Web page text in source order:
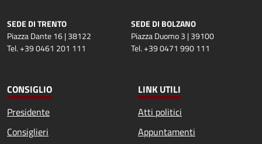
SEDE DI TRENTO
Piazza Dante 16 | 38122
Tel. +39 0461 201 111
SEDE DI BOLZANO
Piazza Duomo 3 | 39100
Tel. +39 0471 990 111
CONSIGLIO
Presidente
Consiglieri
LINK UTILI
Atti politici
Appuntamenti